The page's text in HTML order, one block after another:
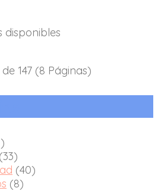
disponibles
147 (8 Páginas)
(33)
(40)
(8)